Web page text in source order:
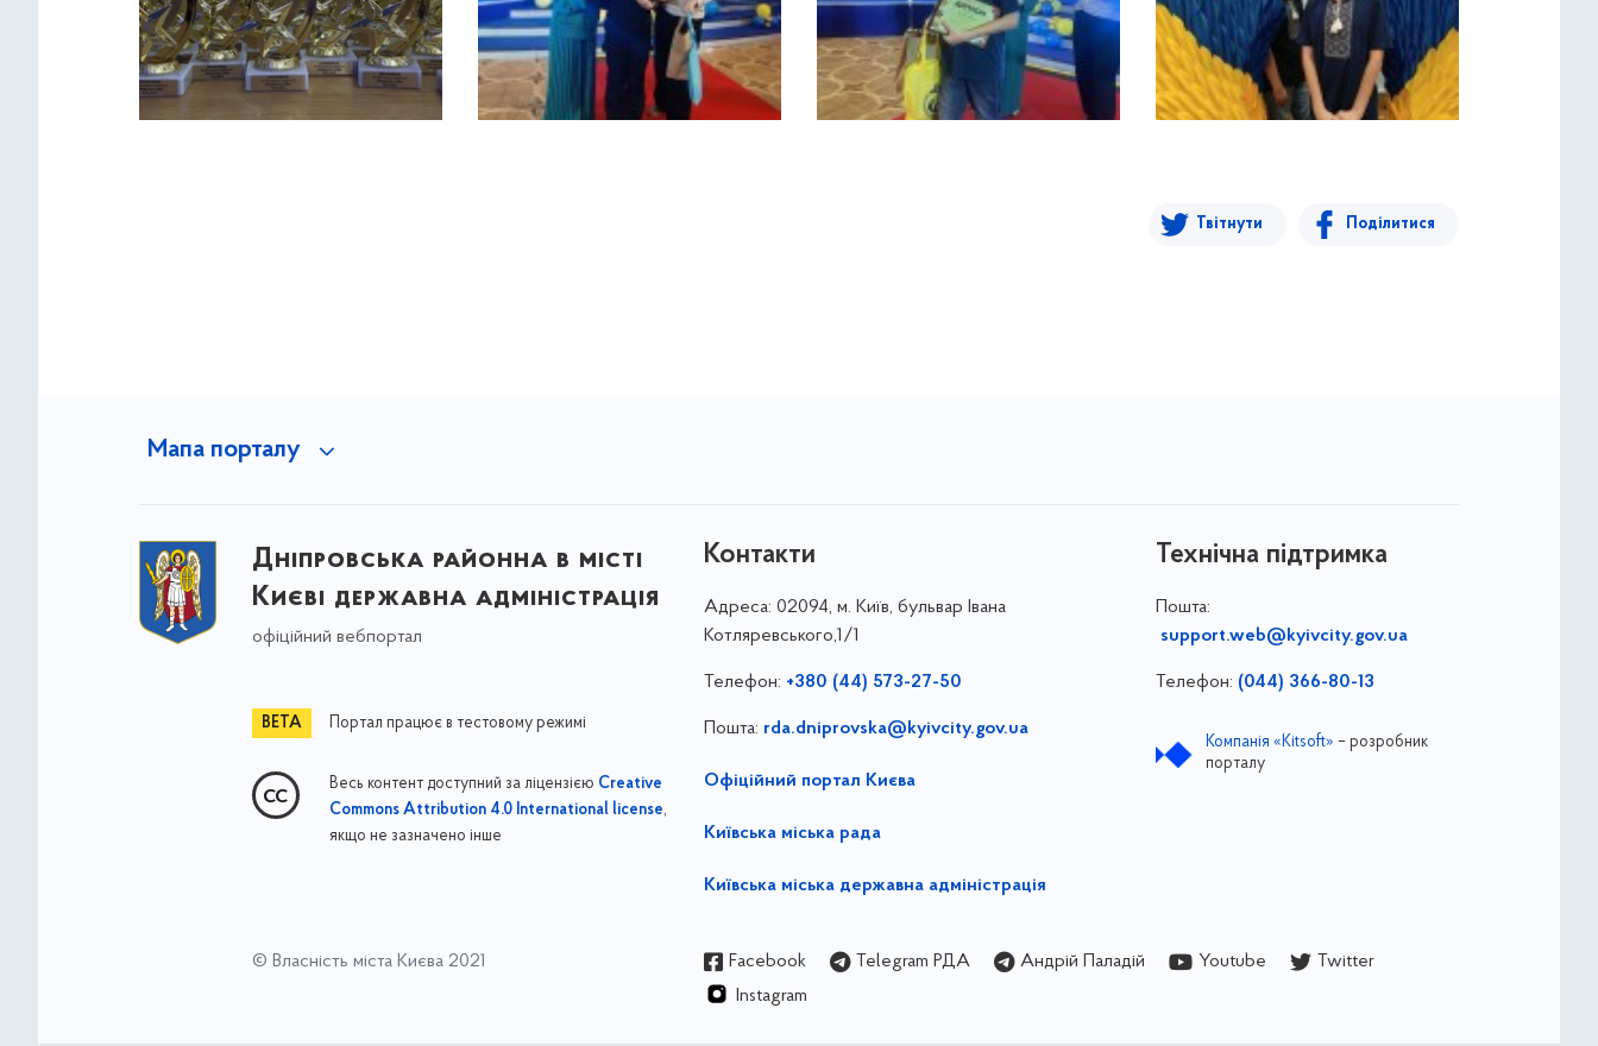
Твітнути Поділитися
Мапа порталу
Дніпровська районна в місті
Києві державна адміністрація
офіційний вебпортал
Портал працює в тестовому режимі
Весь контент доступний за ліцензією Creative
Commons Attribution 4.0 International license,
якщо не зазначено інше
Контакти
Адреса: 02094, м. Київ, бульвар Івана
Котляревського,1/1
Телефон: +380 (44) 573-27-50
Пошта: rda.dniprovska@kyivcity.gov.ua
Офіційний портал Києва
Київська міська рада
Київська міська державна адміністрація
Технічна підтримка
Пошта:
support.web@kyivcity.gov.ua
Телефон: (044) 366-80-13
Компанія «Kitsoft» – розробник
порталу
© Власність міста Києва 2021 Facebook Telegram РДА Андрій Паладій Youtube
Twitter
Instagram